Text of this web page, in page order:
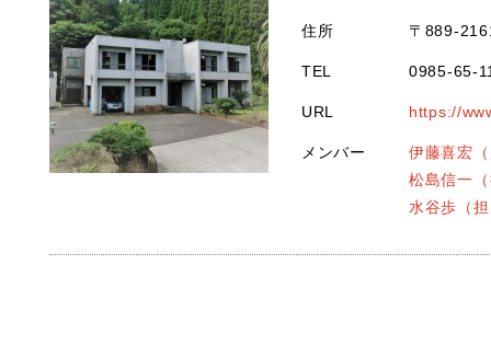
住所 〒889-
TEL 0985-65-
URL https://
メンバー
伊藤喜宏
松島信一
水谷歩（